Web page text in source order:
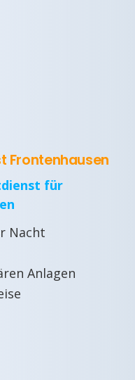
Frontenhausen
für
Nacht
Anlagen